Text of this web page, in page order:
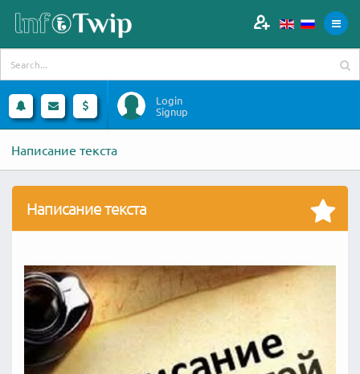
Login
Signup
Написание текста
Написание текста